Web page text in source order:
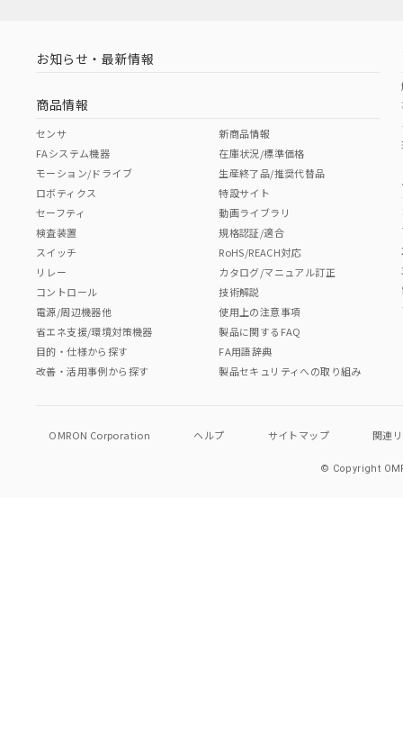
お知らせ・最新情報
商品情報
センサ
FAシステム機器
モーション/ドライブ
ロボティクス
セーフティ
検査装置
スイッチ
リレー
コントロール
電源/周辺機器他
省エネ支援/環境対策機器
目的・仕様から探す
改善・活用事例から探す
新商品情報
在庫状況/標準価格
生産終了品/推奨代替品
特設サイト
動画ライブラリ
規格認証/適合
RoHS/REACH対応
カタログ/マニュアル訂正
技術解説
使用上の注意事項
製品に関するFAQ
FA用語辞典
製品セキュリティへの取り組み
OMRON Corporation ヘルプ サイトマップ 関連
© Copyright